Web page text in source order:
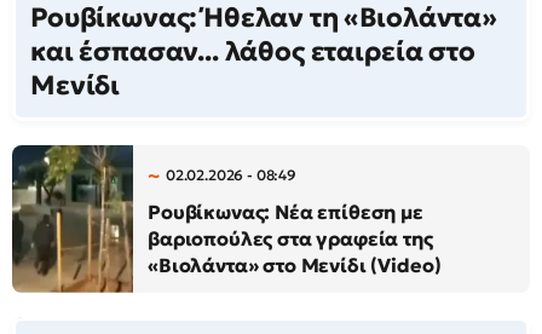
Ρουβίκωνας: Ήθελαν τη «Βιολάντα»
και έσπασαν... λάθος εταιρεία στο
Μενίδι
02.02.2026 - 08:49
Ρουβίκωνας: Νέα επίθεση με
βαριοπούλες στα γραφεία της
«Βιολάντα» στο Μενίδι (Video)